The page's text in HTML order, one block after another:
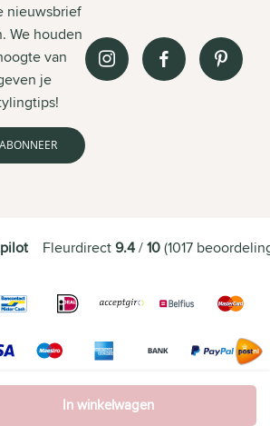
nieuwsbrief
We houden
van
je
ABONNEER
Fleurdirect9.4/10(1017
In winkelwagen